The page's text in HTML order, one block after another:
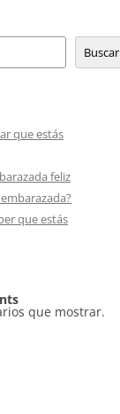
Buscar
que estás
feliz
que estás
que mostrar.